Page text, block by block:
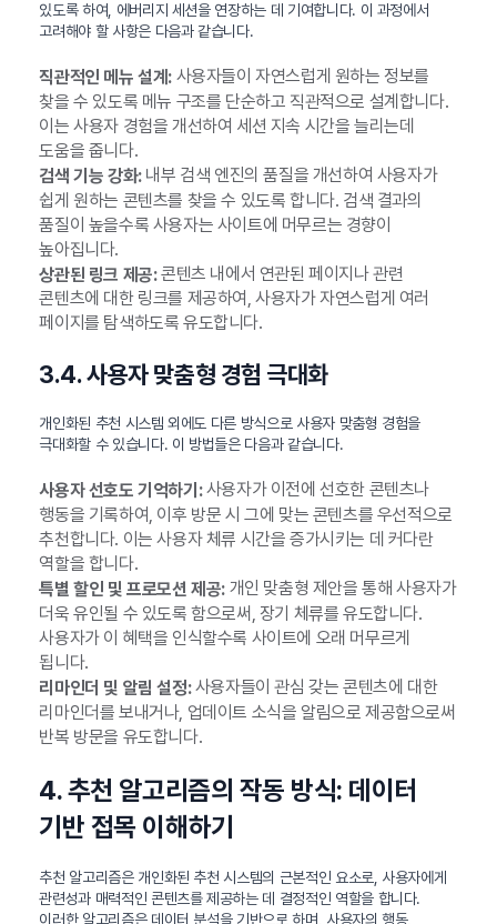
있도록 하여, 에버리지 세션을 연장하는 데 기여합니다. 이 과정에서
고려해야 할 사항은 다음과 같습니다.
직관적인 메뉴 설계:사용자들이 자연스럽게 원하는 정보를
찾을 수 있도록 메뉴 구조를 단순하고 직관적으로 설계합니다.
이는 사용자 경험을 개선하여 세션 지속 시간을 늘리는데
도움을 줍니다.
검색 기능 강화:내부 검색 엔진의 품질을 개선하여 사용자가
쉽게 원하는 콘텐츠를 찾을 수 있도록 합니다. 검색 결과의
품질이 높을수록 사용자는 사이트에 머무르는 경향이
높아집니다.
상관된 링크 제공:콘텐츠 내에서 연관된 페이지나 관련
콘텐츠에 대한 링크를 제공하여, 사용자가 자연스럽게 여러
페이지를 탐색하도록 유도합니다.
3.4. 사용자 맞춤형 경험 극대화
개인화된 추천 시스템 외에도 다른 방식으로 사용자 맞춤형 경험을
극대화할 수 있습니다. 이 방법들은 다음과 같습니다.
사용자 선호도 기억하기:사용자가 이전에 선호한 콘텐츠나
행동을 기록하여, 이후 방문 시 그에 맞는 콘텐츠를 우선적으로
추천합니다. 이는 사용자 체류 시간을 증가시키는 데 커다란
역할을 합니다.
특별 할인 및 프로모션 제공:개인 맞춤형 제안을 통해 사용자가
더욱 유인될 수 있도록 함으로써, 장기 체류를 유도합니다.
사용자가 이 혜택을 인식할수록 사이트에 오래 머무르게
됩니다.
리마인더 및 알림 설정:사용자들이 관심 갖는 콘텐츠에 대한
리마인더를 보내거나, 업데이트 소식을 알림으로 제공함으로써
반복 방문을 유도합니다.
4. 추천 알고리즘의 작동 방식: 데이터
기반 접목 이해하기
추천 알고리즘은 개인화된 추천 시스템의 근본적인 요소로, 사용자에게
관련성과 매력적인 콘텐츠를 제공하는 데 결정적인 역할을 합니다.
이러한 알고리즘은 데이터 분석을 기반으로 하며, 사용자의 행동,